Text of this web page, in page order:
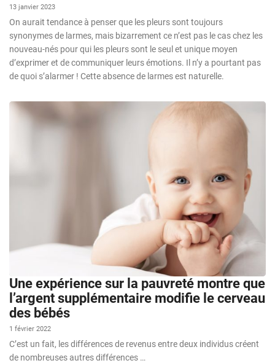
13 janvier 2023
On aurait tendance à penser que les pleurs sont toujours
synonymes de larmes, mais bizarrement ce n’est pas le cas chez les
nouveau-nés pour qui les pleurs sont le seul et unique moyen
d’exprimer et de communiquer leurs émotions. Il n’y a pourtant pas
de quoi s’alarmer ! Cette absence de larmes est naturelle.
Une expérience sur la pauvreté montre que
l’argent supplémentaire modifie le cerveau
des bébés
1 février 2022
C’est un fait, les différences de revenus entre deux individus créent
de nombreuses autres différences …